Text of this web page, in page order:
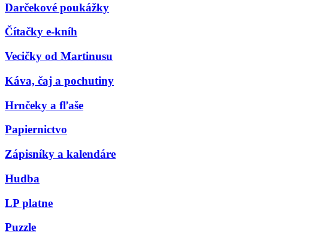
Darčekové poukážky
Čítačky e-kníh
Vecičky od Martinusu
Káva, čaj a pochutiny
Hrnčeky a fľaše
Papiernictvo
Zápisníky a kalendáre
Hudba
LP platne
Puzzle